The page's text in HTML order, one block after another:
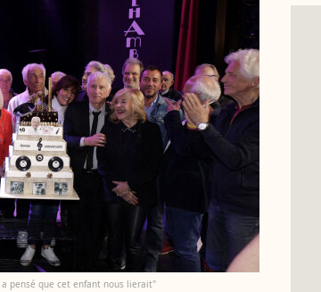
pensé que cet enfant nous lierait"